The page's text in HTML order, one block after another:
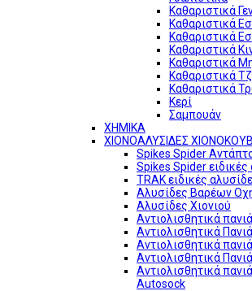
Καθαριστικά
Καθαριστικά
Καθαριστικά
Καθαριστικά
Καθαριστικά
Καθαριστικά
Καθαριστικά
Κερί
Σαμπουάν
ΧΗΜΙΚΑ
ΧΙΟΝΟΑΛΥΣΙΔΕΣ
Spikes Spider
Spikes Spider ειδικές
TRAK ειδικές
Αλυσίδες Βαρέων
Αλυσίδες Χιονιού
Αντιολισθητικά
Αντιολισθητικά
Αντιολισθητικά
Αντιολισθητικά
Αντιολισθητικά
Autosock